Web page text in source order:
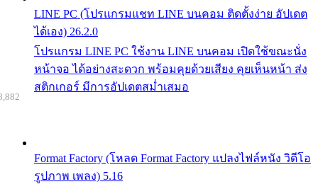
LINE PC (โปรแกรมแชท LINE บนคอม ติดตั้งง่าย อัปเดต
ได้เอง) 26.2.0
โปรแกรม LINE PC ใช้งาน LINE บนคอม เปิดใช้ขณะนั่ง
หน้าจอ ได้อย่างสะดวก พร้อมคุยด้วยเสียง คุยเห็นหน้า ส่ง
สติกเกอร์ มีการอัปเดตสม่ำเสมอ
Format Factory (โหลด Format Factory แปลงไฟล์หนัง วิดีโอ
รูปภาพ เพลง) 5.16